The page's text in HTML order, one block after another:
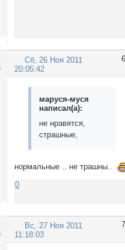
6
Сб, 26 Ноя 2011
20:05:42
маруся-муся
написал(а):
не нравятся,
страшные,
нормальные .. не трашны..
0
7
Вс, 27 Ноя 2011
11:18:03